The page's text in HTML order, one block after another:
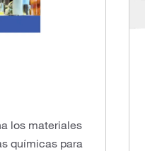
los materiales
químicas para